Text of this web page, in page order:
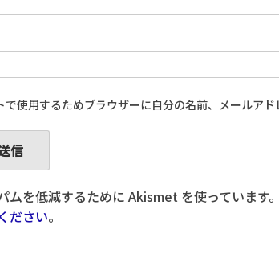
で使用するためブラウザーに自分の名前、メールアド
ムを低減するために Akismet を使っています。
ださい。